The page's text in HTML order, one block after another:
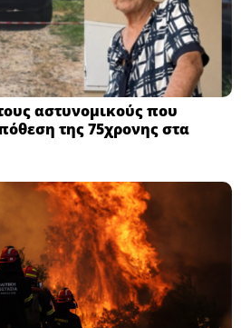
αστυνομικούς που
της 75χρονης στα